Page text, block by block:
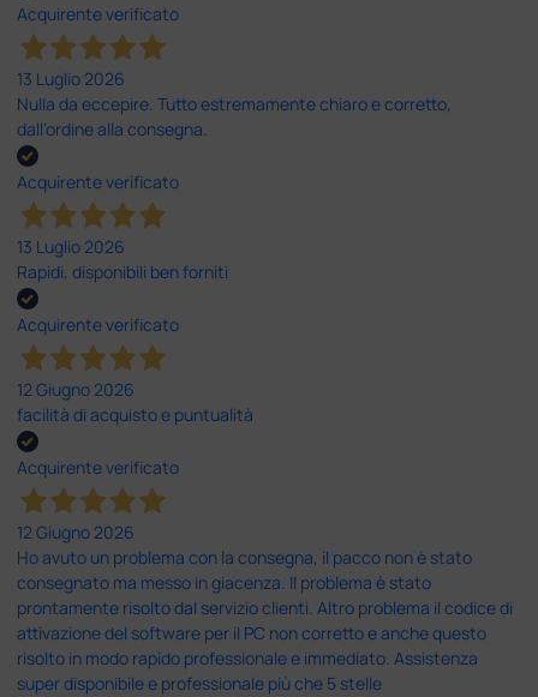
Acquirente verificato
13 Luglio 2026
Nulla da eccepire. Tutto estremamente chiaro e corretto,
dall’ordine alla consegna.
Acquirente verificato
13 Luglio 2026
Rapidi, disponibili ben forniti
Acquirente verificato
12 Giugno 2026
facilità di acquisto e puntualità
Acquirente verificato
12 Giugno 2026
Ho avuto un problema con la consegna, il pacco non è stato
consegnato ma messo in giacenza. Il problema è stato
prontamente risolto dal servizio clienti. Altro problema il codice di
attivazione del software per il PC non corretto e anche questo
risolto in modo rapido professionale e immediato. Assistenza
super disponibile e professionale più che 5 stelle